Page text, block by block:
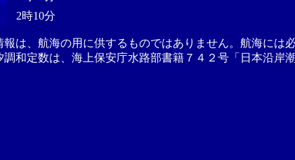
2時10分
報は、航海の用に供するものではありません。航海には
調和定数は、海上保安庁水路部書籍７４２号「日本沿岸